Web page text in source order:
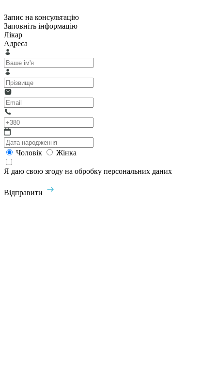
Запис на консультацію
Заповніть інформацію
Лікар
Адреса
Чоловік Жінка
Я даю свою згоду на обробку персональних даних
Відправити